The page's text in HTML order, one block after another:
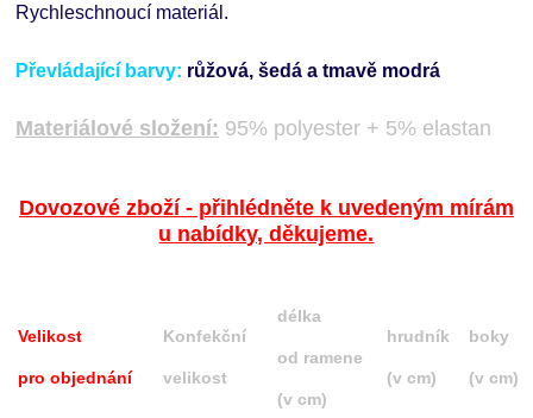
Rychleschnoucí materiál.
Převládající barvy: růžová, šedá a tmavě modrá
Materiálové složení: 95% polyester + 5% elastan
Dovozové zboží - přihlédněte k uvedeným mírám
u nabídky, děkujeme.
Velikost
pro objednání
Konfekční
velikost
délka
od ramene
(v cm)
hrudník
(v cm)
boky
(v cm)